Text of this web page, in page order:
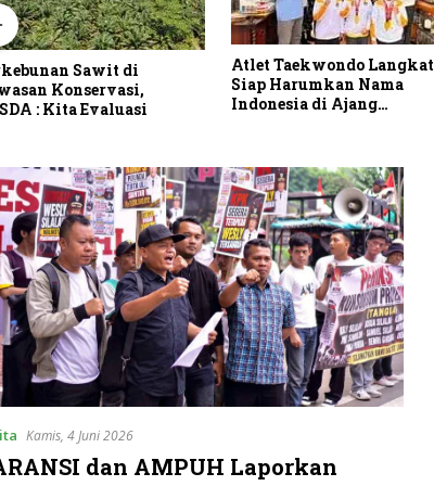
Sawit di
Konservasi,
: Kita Evaluasi
Atlet Taekwondo Langkat
Siap Harumkan Nama
Indonesia di Ajang
Kamis, 4 Juni 2026
dan AMPUH Laporkan